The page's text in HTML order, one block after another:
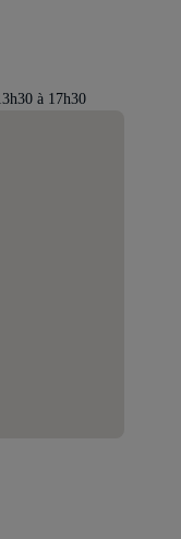
à 17h30